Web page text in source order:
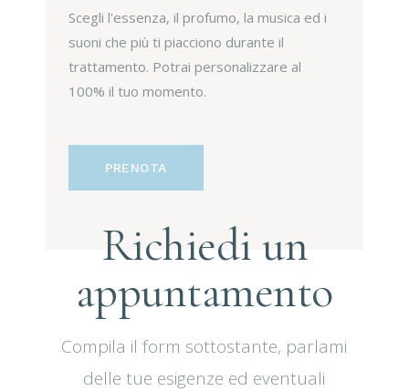
Scegli l'essenza, il profumo, la musica ed i
suoni che più ti piacciono durante il
trattamento. Potrai personalizzare al
100% il tuo momento.
PRENOTA
Richiedi un
appuntamento
Compila il form sottostante, parlami
delle tue esigenze ed eventuali